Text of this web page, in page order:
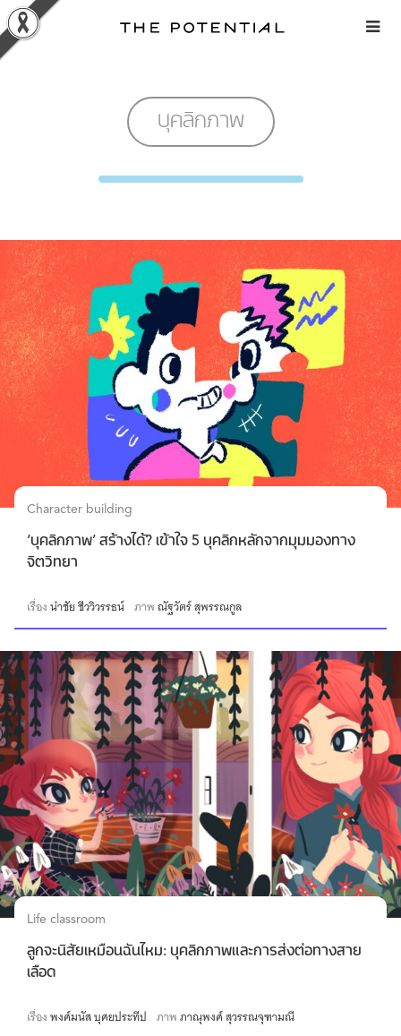
Skip
to
content
บุคลิกภาพ
Character building
‘บุคลิกภาพ’ สร้างได้? เข้าใจ 5 บุคลิกหลักจากมุมมองทาง
จิตวิทยา
เรื่องนำชัย ชีววิวรรธน์ ภาพณัฐวัตร์ สุพรรณกูล
Life classroom
ลูกจะนิสัยเหมือนฉันไหม: บุคลิกภาพและการส่งต่อทางสาย
เลือด
เรื่องพงศ์มนัส บุศยประทีป ภาพภาณุพงศ์ สุวรรณจุฑามณี